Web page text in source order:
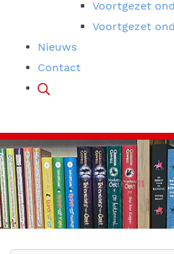
Voortgezet
Voortgezet
Nieuws
Contact